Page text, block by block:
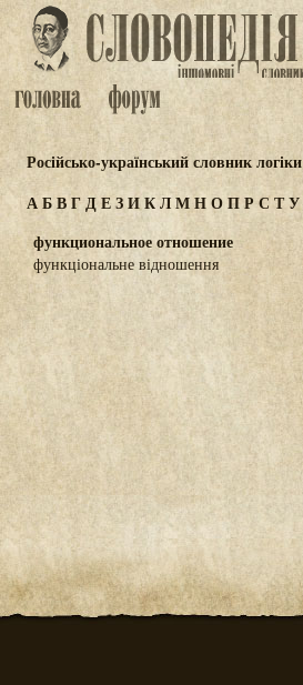
Російсько-український словник логіки
АБВГДЕЗИКЛМНОПРС ТУ
функциональное отношение
функціональне відношення